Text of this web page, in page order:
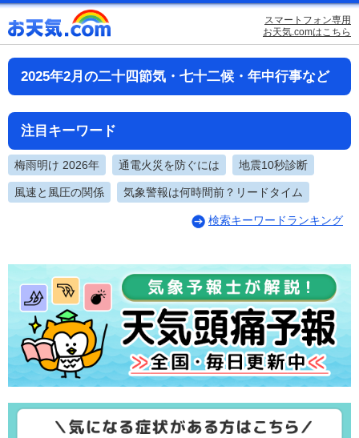
スマートフォン専用
お天気.comはこちら
2025年2月の二十四節気・七十二候・年中行事など
注目キーワード
梅雨明け 2026年 通電火災を防ぐには 地震10秒診断
風速と風圧の関係 気象警報は何時間前？リードタイム
検索キーワードランキング